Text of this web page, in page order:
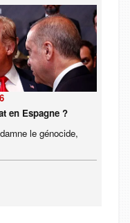
en Espagne ?
le génocide,